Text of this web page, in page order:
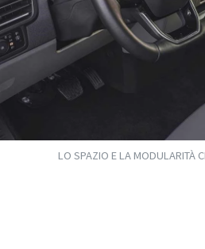
LO SPAZIO E LA MODULARITÀ